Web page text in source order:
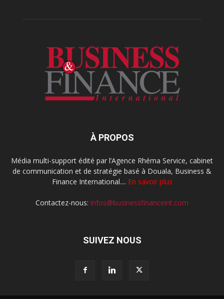
À PROPOS
Média multi-support édité par l’Agence Rhéma Service, cabinet
de communication et de stratégie basé à Douala, Business &
Finance International.... En savoir plus
Contactez-nous: infos@businessfinanceint.com
SUIVEZ NOUS